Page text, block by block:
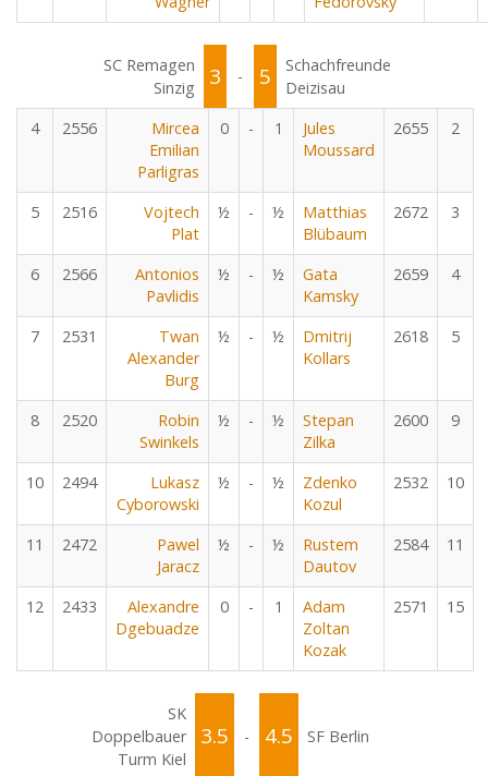
SC Remagen
Sinzig
3 - 5
Schachfreunde
Deizisau
4
2556
Mircea
Emilian
Parligras
0 - 1
Jules
Moussard
2655 2
5 2516
Vojtech
Plat
½ - ½
Matthias
Blübaum
2672 3
6 2566
Antonios
Pavlidis
½ - ½
Gata
Kamsky
2659 4
7 2531
Twan
Alexander
Burg
½ - ½
Dmitrij
Kollars
2618 5
8 2520
Robin
Swinkels
½ - ½
Stepan
Zilka
2600 9
10 2494
Lukasz
Cyborowski
½ - ½
Zdenko
Kozul
2532 10
11 2472
Pawel
Jaracz
½ - ½
Rustem
Dautov
2584 11
12 2433
Alexandre
Dgebuadze
0 - 1
Adam
Zoltan
Kozak
2571 15
SK
Doppelbauer
Turm Kiel
3.5 - 4.5 SF Berlin